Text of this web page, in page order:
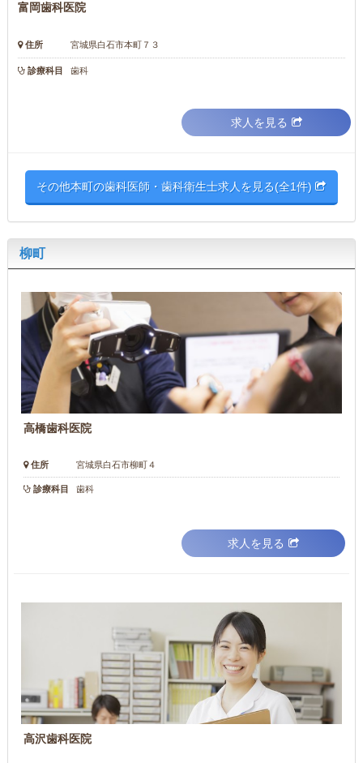
富岡歯科医院
住所 宮城県白石市本町７３
診療科目 歯科
求人を見る
その他本町の歯科医師・歯科衛生士求人を見る(全1件)
柳町
高橋歯科医院
住所 宮城県白石市柳町４
診療科目 歯科
求人を見る
高沢歯科医院